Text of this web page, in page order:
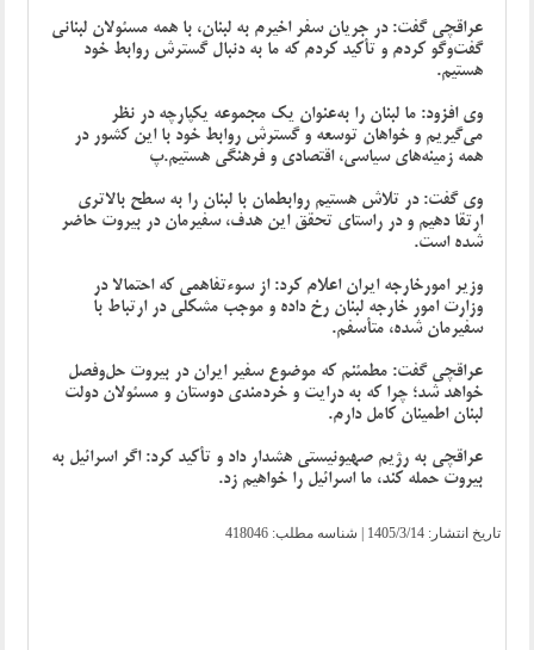
عراقچی گفت: در جریان سفر اخیرم به لبنان، با همه مسئولان لبنانی
گفت‌وگو کردم و تأکید کردم که ما به دنبال گسترش روابط خود
هستیم.
وی افزود: ما لبنان را به‌عنوان یک مجموعه یکپارچه در نظر
می‌گیریم و خواهان توسعه و گسترش روابط خود با این کشور در
همه زمینه‌های سیاسی، اقتصادی و فرهنگی هستیم.پ
وی گفت: در تلاش هستیم روابطمان با لبنان را به سطح بالاتری
ارتقا دهیم و در راستای تحقق این هدف، سفیرمان در بیروت حاضر
شده است.
وزیر امورخارجه ایران اعلام کرد: از سوءتفاهمی که احتمالا در
وزارت امور خارجه لبنان رخ داده و موجب مشکلی در ارتباط با
سفیرمان شده، متأسفم.
عراقچی گفت: مطمئنم که موضوع سفیر ایران در بیروت حل‌وفصل
خواهد شد؛ چرا که به درایت و خردمندی دوستان و مسئولان دولت
لبنان اطمینان کامل دارم.
عراقچی به رژیم صهیونیستی هشدار داد و تأکید کرد: اگر اسرائیل به
بیروت حمله کند، ما اسرائیل را خواهیم زد.
تاریخ انتشار: 1405/3/14 | شناسه مطلب: 418046